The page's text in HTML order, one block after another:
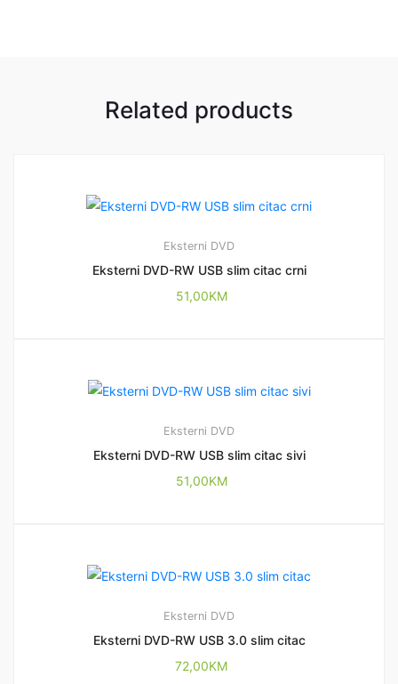
Related products
Eksterni DVD
Eksterni DVD-RW USB slim citac crni
51,00KM
Eksterni DVD
Eksterni DVD-RW USB slim citac sivi
51,00KM
Eksterni DVD
Eksterni DVD-RW USB 3.0 slim citac
72,00KM